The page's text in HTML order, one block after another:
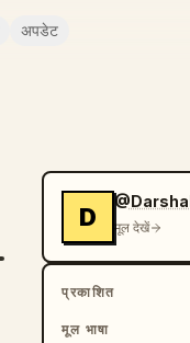
अपडेट
D मूल देखें
प्रकाशित
मूल भाषा